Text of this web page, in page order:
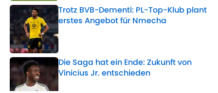
Trotz BVB-Dementi: PL-Top-Klub plant
erstes Angebot für Nmecha
Published by on Invalid Date
Die Saga hat ein Ende: Zukunft von
Vinicius Jr. entschieden